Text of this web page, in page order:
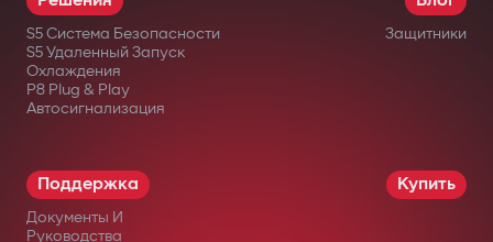
S5 Система Безопасности
S5 Удаленный Запуск
Охлаждения
P8 Plug & Play
Автосигнализация
Защитники
Поддержка
Документы И
Руководства
Купить